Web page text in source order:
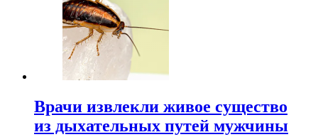
Врачи извлекли живое существо
из дыхательных путей мужчины